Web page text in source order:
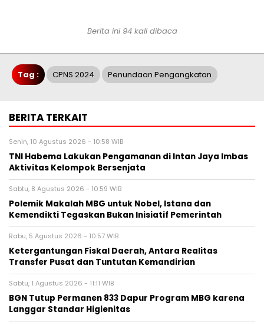
Berita ini 94 kali dibaca
Tag : CPNS 2024 Penundaan Pengangkatan
BERITA TERKAIT
Senin, 10 Agustus 2026 - 10:58 WIB
TNI Habema Lakukan Pengamanan di Intan Jaya Imbas
Aktivitas Kelompok Bersenjata
Sabtu, 8 Agustus 2026 - 10:59 WIB
Polemik Makalah MBG untuk Nobel, Istana dan
Kemendikti Tegaskan Bukan Inisiatif Pemerintah
Rabu, 5 Agustus 2026 - 10:57 WIB
Ketergantungan Fiskal Daerah, Antara Realitas
Transfer Pusat dan Tuntutan Kemandirian
Sabtu, 1 Agustus 2026 - 11:11 WIB
BGN Tutup Permanen 833 Dapur Program MBG karena
Langgar Standar Higienitas